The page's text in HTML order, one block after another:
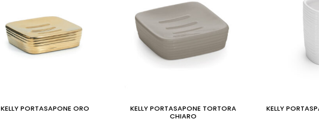
KELLY PORTASAPONE ORO
KELLY PORTASAPONE TORTORA
CHIARO
KELLY